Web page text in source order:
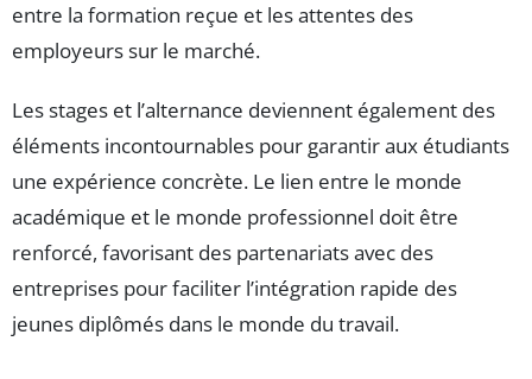
entre la formation reçue et les attentes des
employeurs sur le marché.
Les stages et l’alternance deviennent également des
éléments incontournables pour garantir aux étudiants
une expérience concrète. Le lien entre le monde
académique et le monde professionnel doit être
renforcé, favorisant des partenariats avec des
entreprises pour faciliter l’intégration rapide des
jeunes diplômés dans le monde du travail.